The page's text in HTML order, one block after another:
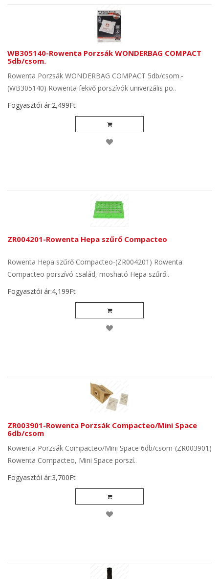
WB305140-Rowenta Porzsák WONDERBAG COMPACT
5db/csom.
Rowenta Porzsák WONDERBAG COMPACT 5db/csom.-
(WB305140) Rowenta fekvő porszívók univerzális po..
Fogyasztói ár:2,499Ft
ZR004201-Rowenta Hepa szűrő Compacteo
Rowenta Hepa szűrő Compacteo-(ZR004201) Rowenta
Compacteo porszívó család, mosható Hepa szűrő..
Fogyasztói ár:4,199Ft
ZR003901-Rowenta Porzsák Compacteo/Mini Space
6db/csom
Rowenta Porzsák Compacteo/Mini Space 6db/csom-(ZR003901)
Rowenta Compacteo, Mini Space porszí..
Fogyasztói ár:3,700Ft